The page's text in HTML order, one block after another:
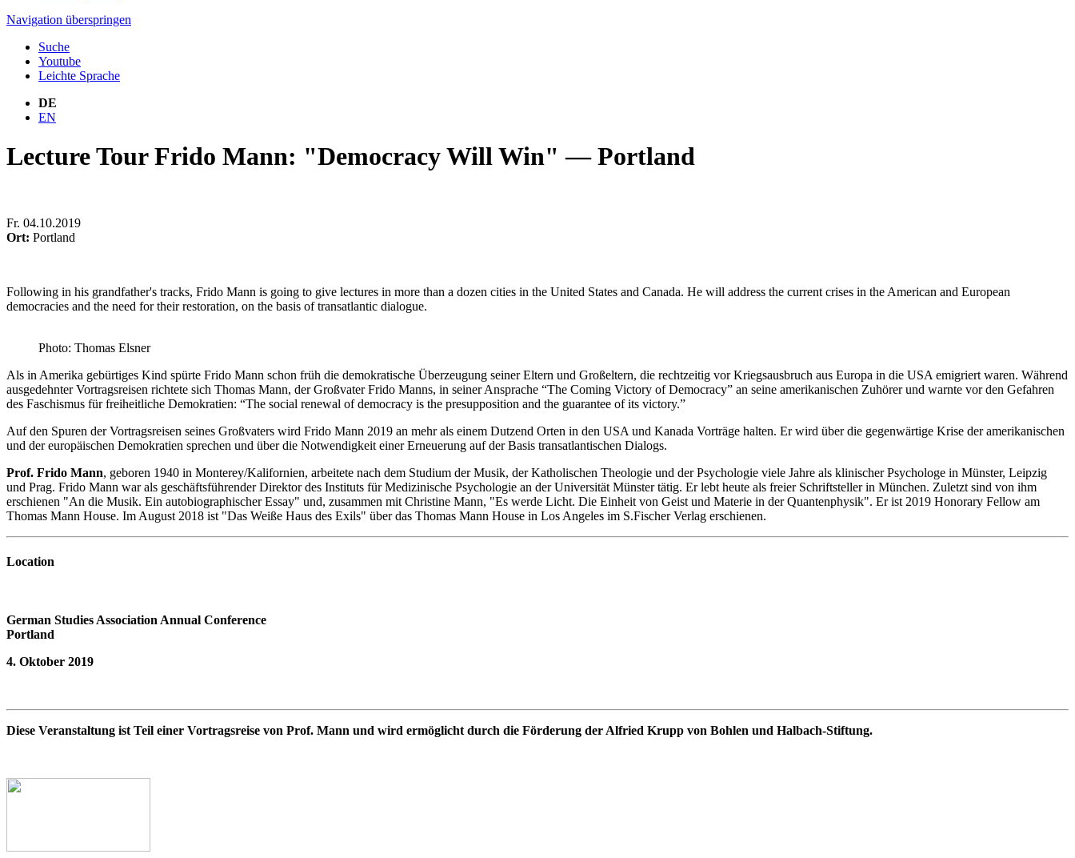
Navigation überspringen
Suche
Youtube
Leichte Sprache
DE
EN
Lecture Tour Frido Mann: "Democracy Will Win" — Portland
Fr. 04.10.2019
Ort: Portland
Following in his grandfather's tracks, Frido Mann is going to give lectures in more than a dozen cities in the United States and Canada. He will address the current crises in the American and European
democracies and the need for their restoration, on the basis of transatlantic dialogue.
Photo: Thomas Elsner
Als in Amerika gebürtiges Kind spürte Frido Mann schon früh die demokratische Überzeugung seiner Eltern und Großeltern, die rechtzeitig vor Kriegsausbruch aus Europa in die USA emigriert waren. Während
ausgedehnter Vortragsreisen richtete sich Thomas Mann, der Großvater Frido Manns, in seiner Ansprache “The Coming Victory of Democracy” an seine amerikanischen Zuhörer und warnte vor den Gefahren
des Faschismus für freiheitliche Demokratien: “The social renewal of democracy is the presupposition and the guarantee of its victory.”
Auf den Spuren der Vortragsreisen seines Großvaters wird Frido Mann 2019 an mehr als einem Dutzend Orten in den USA und Kanada Vorträge halten. Er wird über die gegenwärtige Krise der amerikanischen
und der europäischen Demokratien sprechen und über die Notwendigkeit einer Erneuerung auf der Basis transatlantischen Dialogs.
Prof. Frido Mann, geboren 1940 in Monterey/Kalifornien, arbeitete nach dem Studium der Musik, der Katholischen Theologie und der Psychologie viele Jahre als klinischer Psychologe in Münster, Leipzig
und Prag. Frido Mann war als geschäftsführender Direktor des Instituts für Medizinische Psychologie an der Universität Münster tätig. Er lebt heute als freier Schriftsteller in München. Zuletzt sind von ihm
erschienen "An die Musik. Ein autobiographischer Essay" und, zusammen mit Christine Mann, "Es werde Licht. Die Einheit von Geist und Materie in der Quantenphysik". Er ist 2019 Honorary Fellow am
Thomas Mann House. Im August 2018 ist "Das Weiße Haus des Exils" über das Thomas Mann House in Los Angeles im S.Fischer Verlag erschienen.
Location
German Studies Association Annual Conference
Portland
4. Oktober 2019
Diese Veranstaltung ist Teil einer Vortragsreise von Prof. Mann und wird ermöglicht durch die Förderung der Alfried Krupp von Bohlen und Halbach-Stiftung.